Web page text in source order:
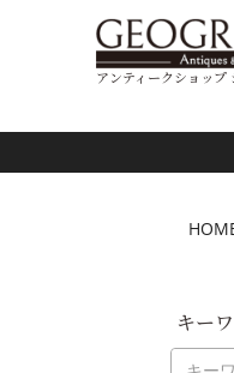
アンティークショッ
キー